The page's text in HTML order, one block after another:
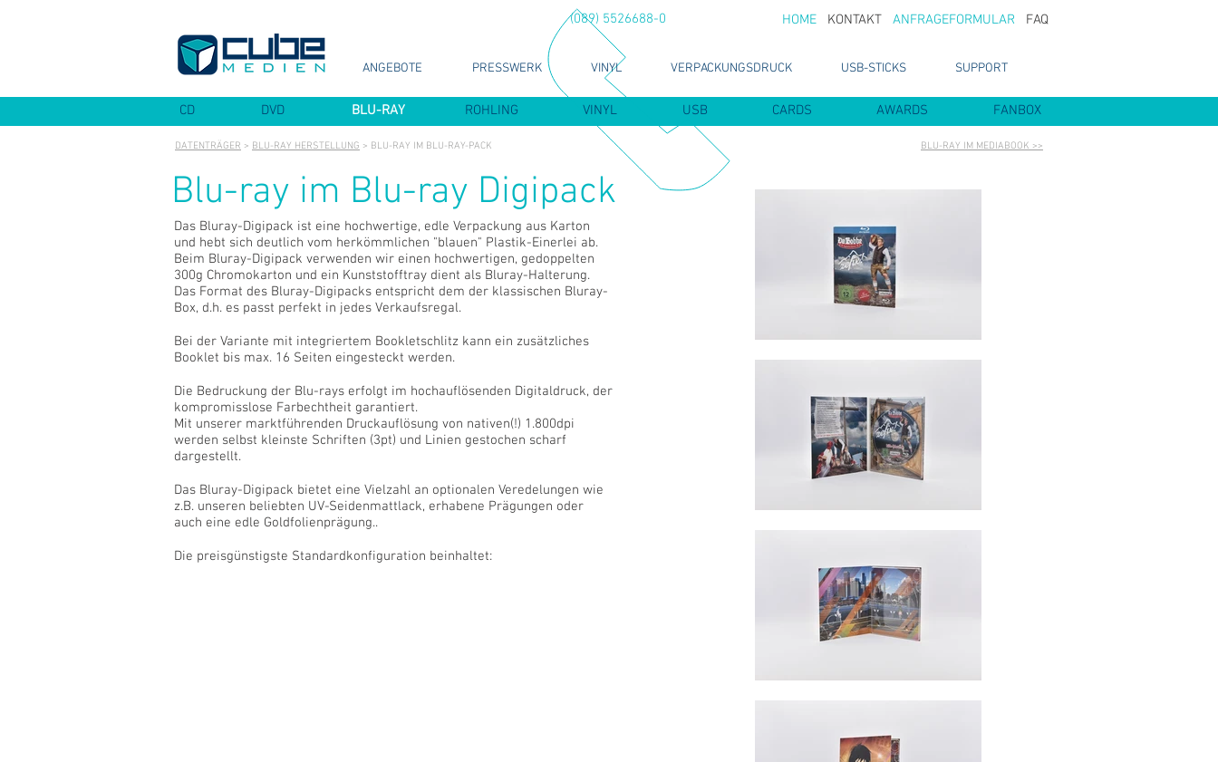
ANGEBOTE PRESSWERK VINYL VERPACKUNGSDRUCK USB-STICKS SUPPORT
HOME KONTAKT ANFRAGEFORMULAR FAQ
(089) 5526688-0
CD DVD BLU-RAY ROHLING VINYL USB CARDS AWARDS FANBOX
DATENTRÄGER > BLU-RAY HERSTELLUNG > BLU-RAY IM BLU-RAY-PACK BLU-RAY IM MEDIABOOK >>
Blu-ray im Blu-ray Digipack
Das Bluray-Digipack ist eine hochwertige, edle Verpackung aus Karton
und hebt sich deutlich vom herkömmlichen "blauen" Plastik-Einerlei ab.
Beim Bluray-Digipack verwenden wir einen hochwertigen, gedoppelten
300g Chromokarton und ein Kunststofftray dient als Bluray-Halterung.
Das Format des Bluray-Digipacks entspricht dem der klassischen Bluray-
Box, d.h. es passt perfekt in jedes Verkaufsregal.
Bei der Variante mit integriertem Bookletschlitz kann ein zusätzliches
Booklet bis max. 16 Seiten eingesteckt werden.
Die Bedruckung der Blu-rays erfolgt im hochauflösenden Digitaldruck, der
kompromisslose Farbechtheit garantiert.
Mit unserer marktführenden Druckauflösung von nativen(!) 1.800dpi
werden selbst kleinste Schriften (3pt) und Linien gestochen scharf
dargestellt.
Das Bluray-Digipack bietet eine Vielzahl an optionalen Veredelungen wie
z.B. unseren beliebten UV-Seidenmattlack, erhabene Prägungen oder
auch eine edle Goldfolienprägung..
Die preisgünstigste Standardkonfiguration beinhaltet: